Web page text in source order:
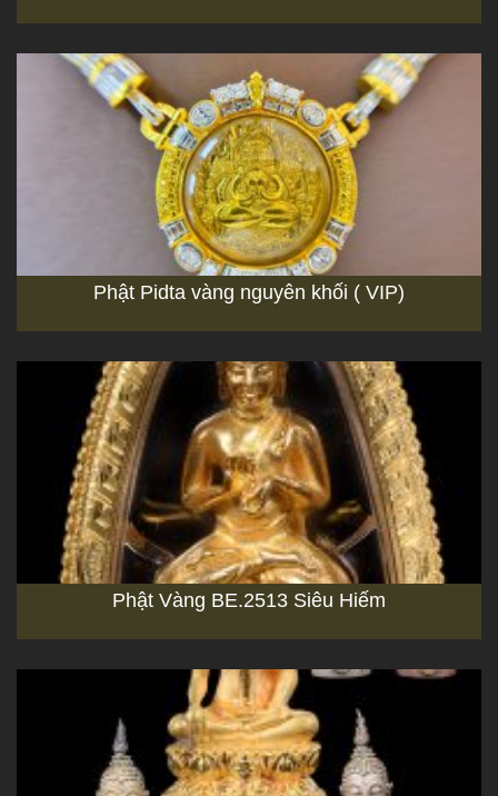
Phật Pidta vàng nguyên khối ( VIP)
Phật Vàng BE.2513 Siêu Hiếm